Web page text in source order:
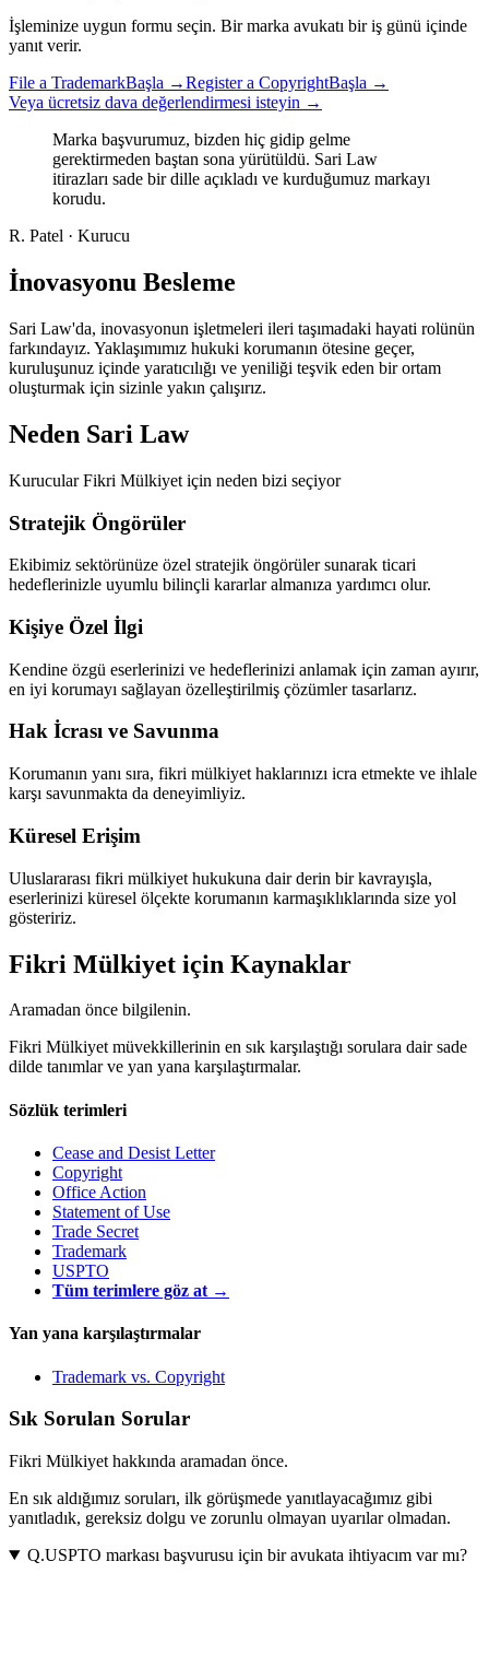
İşleminize uygun formu seçin. Bir marka avukatı bir iş günü içinde
yanıt verir.
File a TrademarkBaşla →Register a CopyrightBaşla →
Veya ücretsiz dava değerlendirmesi isteyin →
Marka başvurumuz, bizden hiç gidip gelme
gerektirmeden baştan sona yürütüldü. Sari Law
itirazları sade bir dille açıkladı ve kurduğumuz markayı
korudu.
R. Patel · Kurucu
İnovasyonu Besleme
Sari Law'da, inovasyonun işletmeleri ileri taşımadaki hayati rolünün
farkındayız. Yaklaşımımız hukuki korumanın ötesine geçer,
kuruluşunuz içinde yaratıcılığı ve yeniliği teşvik eden bir ortam
oluşturmak için sizinle yakın çalışırız.
Neden Sari Law
Kurucular Fikri Mülkiyet için neden bizi seçiyor
Stratejik Öngörüler
Ekibimiz sektörünüze özel stratejik öngörüler sunarak ticari
hedeflerinizle uyumlu bilinçli kararlar almanıza yardımcı olur.
Kişiye Özel İlgi
Kendine özgü eserlerinizi ve hedeflerinizi anlamak için zaman ayırır,
en iyi korumayı sağlayan özelleştirilmiş çözümler tasarlarız.
Hak İcrası ve Savunma
Korumanın yanı sıra, fikri mülkiyet haklarınızı icra etmekte ve ihlale
karşı savunmakta da deneyimliyiz.
Küresel Erişim
Uluslararası fikri mülkiyet hukukuna dair derin bir kavrayışla,
eserlerinizi küresel ölçekte korumanın karmaşıklıklarında size yol
gösteririz.
Fikri Mülkiyet için Kaynaklar
Aramadan önce bilgilenin.
Fikri Mülkiyet müvekkillerinin en sık karşılaştığı sorulara dair sade
dilde tanımlar ve yan yana karşılaştırmalar.
Sözlük terimleri
Cease and Desist Letter
Copyright
Office Action
Statement of Use
Trade Secret
Trademark
USPTO
Tüm terimlere göz at →
Yan yana karşılaştırmalar
Trademark vs. Copyright
Sık Sorulan Sorular
Fikri Mülkiyet hakkında aramadan önce.
En sık aldığımız soruları, ilk görüşmede yanıtlayacağımız gibi
yanıtladık, gereksiz dolgu ve zorunlu olmayan uyarılar olmadan.
Q.USPTO markası başvurusu için bir avukata ihtiyacım var mı?